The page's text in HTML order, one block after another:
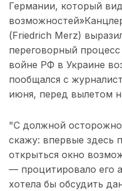
Германии, который
(Friedrich Merz)
переговорный
войне РФ в Украине
пообщался с
июня, перед вылетом
"С должной
скажу: впервые здесь
открыться окно
— процитировало его
хотела бы обсудить